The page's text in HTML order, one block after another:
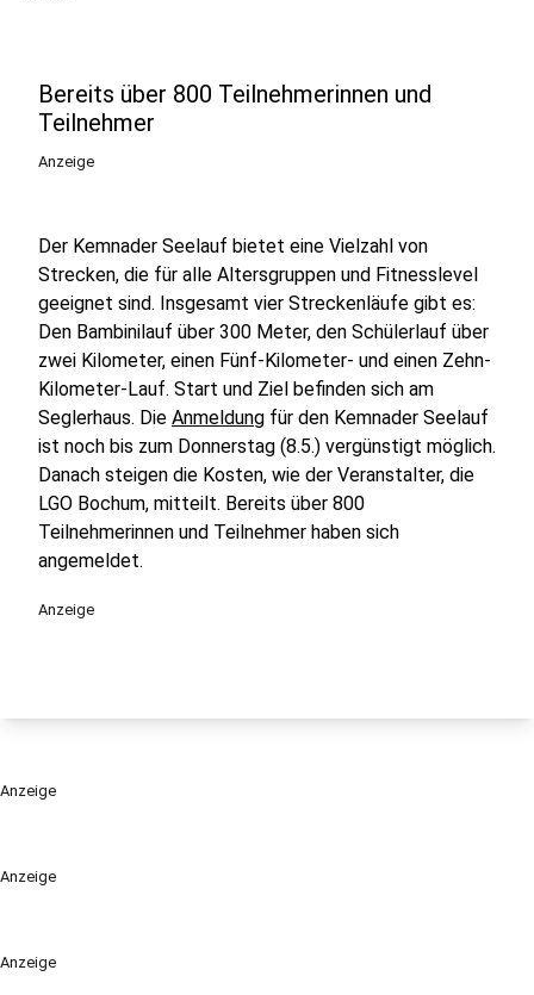
Anzeige
Anzeige
Bereits über 800 Teilnehmerinnen und
Teilnehmer
Anzeige
Der Kemnader Seelauf bietet eine Vielzahl von
Strecken, die für alle Altersgruppen und Fitnesslevel
geeignet sind. Insgesamt vier Streckenläufe gibt es:
Den Bambinilauf über 300 Meter, den Schülerlauf über
zwei Kilometer, einen Fünf-Kilometer- und einen Zehn-
Kilometer-Lauf. Start und Ziel befinden sich am
Seglerhaus. Die Anmeldung für den Kemnader Seelauf
ist noch bis zum Donnerstag (8.5.) vergünstigt möglich.
Danach steigen die Kosten, wie der Veranstalter, die
LGO Bochum, mitteilt. Bereits über 800
Teilnehmerinnen und Teilnehmer haben sich
angemeldet.
Anzeige
Anzeige